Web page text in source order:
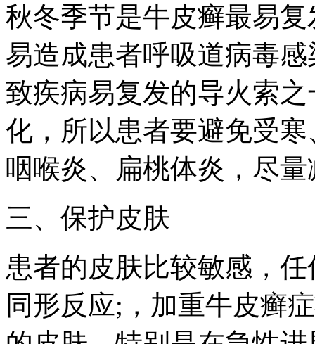
秋冬季节是牛皮癣最易
易造成患者呼吸道病毒
致疾病易复发的导火索
化，所以患者要避免受
咽喉炎、扁桃体炎，尽
三、保护皮肤
患者的皮肤比较敏感，
同形反应;，加重牛皮癣